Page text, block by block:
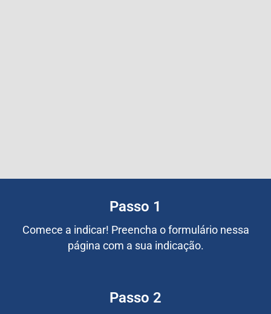
Passo 1
Comece a indicar! Preencha o formulário nessa
página com a sua indicação.
Passo 2